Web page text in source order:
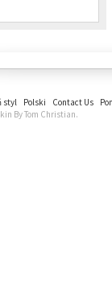
styl Polski Contact Us
By Tom Christian.